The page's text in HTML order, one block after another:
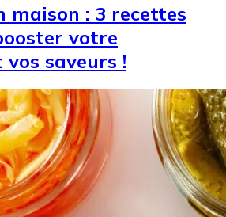
maison : 3 recettes
votre
saveurs !